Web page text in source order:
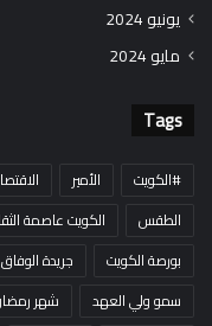
يونيو 2024
مايو 2024
Tags
#الكويت الأمير
الطقس
الكويت عاصمة
بورصة الكويت
جريدة الوفاق
سمو ولي العهد
شهر